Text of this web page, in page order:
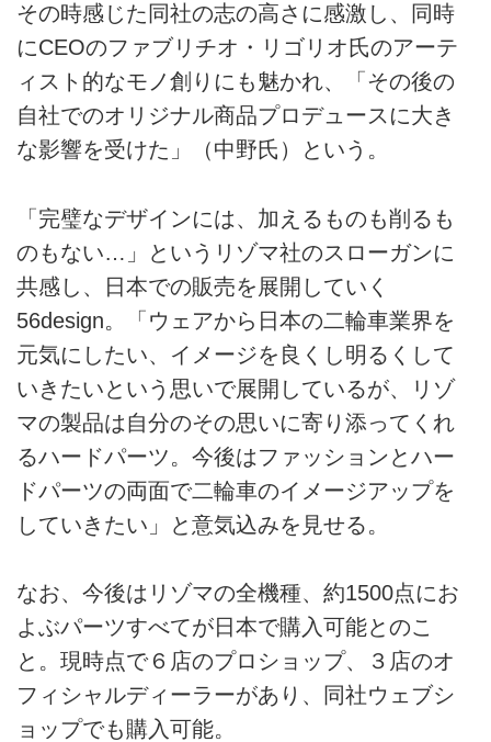
その時感じた同社の志の高さに感激し、同時
にCEOのファブリチオ・リゴリオ氏のアーテ
ィスト的なモノ創りにも魅かれ、「その後の
自社でのオリジナル商品プロデュースに大き
な影響を受けた」（中野氏）という。
「完璧なデザインには、加えるものも削るも
のもない…」というリゾマ社のスローガンに
共感し、日本での販売を展開していく
56design。「ウェアから日本の二輪車業界を
元気にしたい、イメージを良くし明るくして
いきたいという思いで展開しているが、リゾ
マの製品は自分のその思いに寄り添ってくれ
るハードパーツ。今後はファッションとハー
ドパーツの両面で二輪車のイメージアップを
していきたい」と意気込みを見せる。
なお、今後はリゾマの全機種、約1500点にお
よぶパーツすべてが日本で購入可能とのこ
と。現時点で６店のプロショップ、３店のオ
フィシャルディーラーがあり、同社ウェブシ
ョップでも購入可能。